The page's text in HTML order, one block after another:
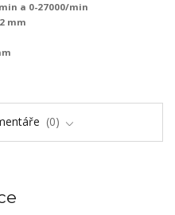
a 0-27000/min
mm
0